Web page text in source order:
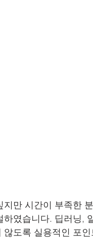
지만 시간이 부족한
하였습니다. 딥러닝,
않도록 실용적인 포